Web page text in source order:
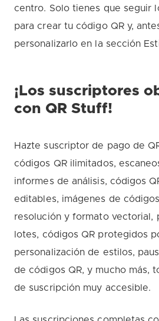
centro. Solo tienes que seguir
para crear tu código QR y,
personalizarlo en la sección
¡Los suscriptores
con QR Stuff!
Hazte suscriptor de pago de
códigos QR ilimitados,
informes de análisis, códigos
editables, imágenes de
resolución y formato vectorial,
lotes, códigos QR protegidos
personalización de estilos,
de códigos QR, y mucho más,
de suscripción muy accesible.